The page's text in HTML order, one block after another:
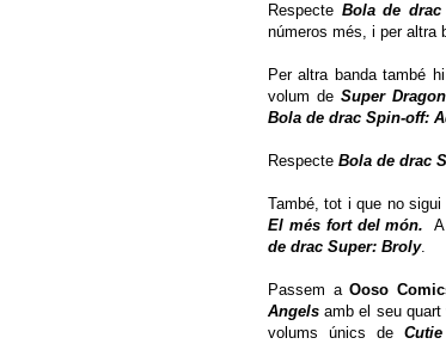
Respecte Bola de drac
números més, i per altra
Per altra banda també
volum de Super
Bola de drac Spin-off:
Respecte Bola de drac
També, tot i que no
El més fort del món.
de drac Super: Broly.
Passem aOoso
Angels amb el seu
volums únics de